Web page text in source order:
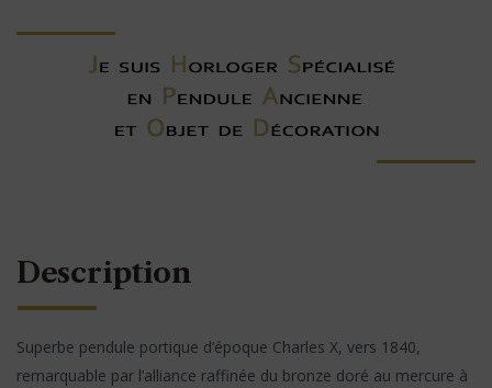
Description
Superbe pendule portique d’époque Charles X, vers 1840,
remarquable par l’alliance raffinée du bronze doré au mercure à